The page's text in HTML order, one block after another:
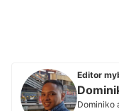
Editor
Dominiko